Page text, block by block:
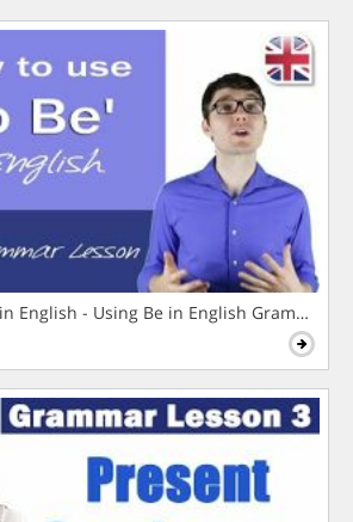
English - Using Be in English Grammar